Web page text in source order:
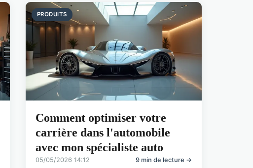
PRODUITS
Comment optimiser votre
carrière dans l'automobile
avec mon spécialiste auto
05/05/2026 14:12 9 min de lecture →